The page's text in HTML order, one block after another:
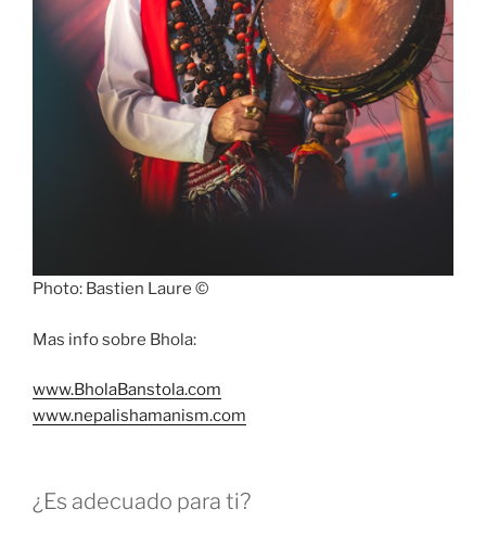
Photo: Bastien Laure ©
Mas info sobre Bhola:
www.BholaBanstola.com
www.nepalishamanism.com
¿Es adecuado para ti?